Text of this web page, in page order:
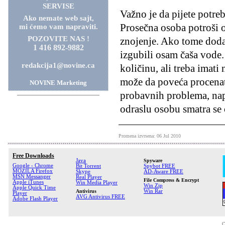
SERVISE
Ako nemate web sajt,
mi ćemo vam napraviti.
POZOVITE NAS !
1 416 892-9882
redakcija1@novine.ca
NOVINE Marketing
Važno je da pijete
Prosečna osoba
znojenje. Ako tome
izgubili osam čaša
količinu, ali treba imati
može da poveća
probavnih problema,
odraslu osobu smatra
Promena izvrsena: 06 Jul 2010
Free Downloads
Google - Chrome
MOZILA Firefox
MSN Messanger
Apple iTunes
Apple Quick Time
Player
Adobe Flash Player
Java
Bit Torrent
Skype
Real Player
Win Media Player
Antivirus
AVG Antivirus FREE
Spyware
Spybot FREE
AD-Aware FREE
File Compress & Encrypt
Win Zip
Win Rar